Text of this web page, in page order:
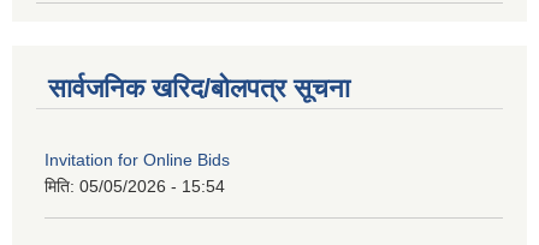
सार्वजनिक खरिद/बोलपत्र सूचना
Invitation for Online Bids
मिति: 05/05/2026 - 15:54